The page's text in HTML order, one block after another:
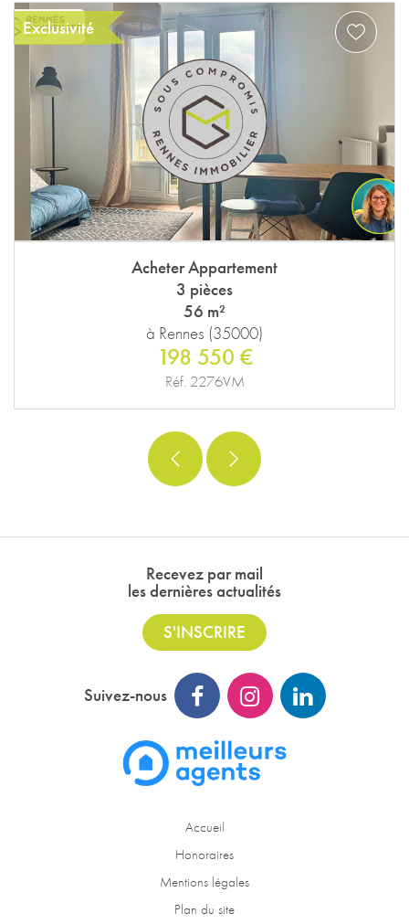
Exclusivité
Acheter Appartement
3 pièces
56 m²
à Rennes (35000)
198 550 €
Réf. 2276VM
Recevez par mail
les dernières actualités
S'INSCRIRE
Suivez-nous
Accueil
Honoraires
Mentions légales
Plan du site